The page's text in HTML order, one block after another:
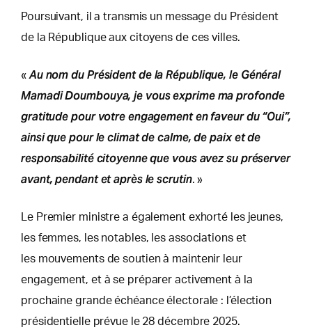
Poursuivant, il a transmis un message du Président
de la République aux citoyens de ces villes.
« Au nom du Président de la République, le Général
Mamadi Doumbouya, je vous exprime ma profonde
gratitude pour votre engagement en faveur du “Oui”,
ainsi que pour le climat de calme, de paix et de
responsabilité citoyenne que vous avez su préserver
avant, pendant et après le scrutin. »
Le Premier ministre a également exhorté les jeunes,
les femmes, les notables, les associations et
les mouvements de soutien à maintenir leur
engagement, et à se préparer activement à la
prochaine grande échéance électorale : l’élection
présidentielle prévue le 28 décembre 2025.